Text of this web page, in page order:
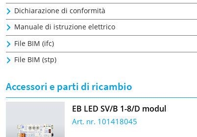
Dichiarazione di conformità
Manuale di istruzione elettrico
File BIM (ifc)
File BIM (stp)
Accessori e parti di ricambio
EB LED SV/B 1-8/D modul
Art. nr. 101418045